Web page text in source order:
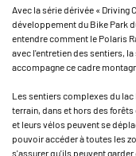
Avec la série dérivée « Driving
développement du Bike Park
entendre comment le Polaris
avec l'entretien des sentiers,
accompagne ce cadre
Les sentiers complexes du
terrain, dans et hors des
et leurs vélos peuvent se
pouvoir accéder à toutes les
s'assurer qu'ils peuvent